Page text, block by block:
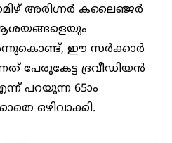
അരിഗ്നർ കലൈഞ്ജർ
ഈ സർക്കാർ
പേരുകേട്ട ദ്രവീഡിയൻ
പറയുന്ന 65ാം
ഒഴിവാക്കി.